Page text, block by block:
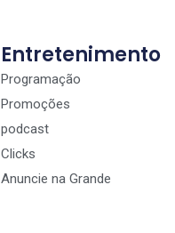
Entretenimento
Programação
Promoções
podcast
Clicks
Anuncie na Grande